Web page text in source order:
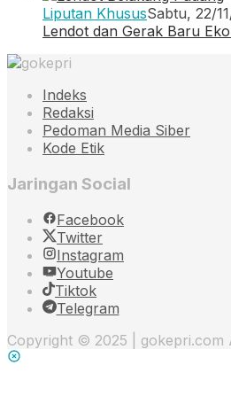
Liputan KhususSabtu, 22/
Lendot dan Gerak Baru
Indeks
Redaksi
Pedoman Media Siber
Kode Etik
Jaringan Social
Facebook
Twitter
Instagram
Youtube
Tiktok
Telegram
Copyright © 2025 | gokepri.com